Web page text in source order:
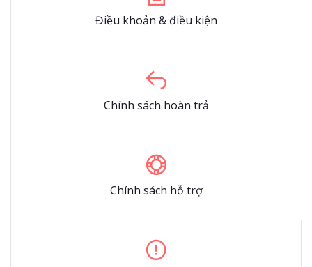
Điều khoản & điều kiện
Chính sách hoàn trả
Chính sách hỗ trợ